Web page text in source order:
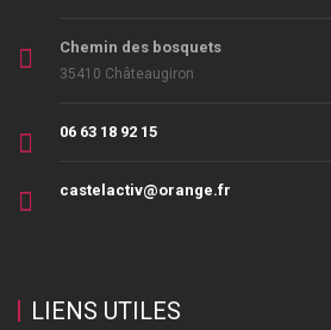
Chemin des bosquets
35410 Châteaugiron
06 63 18 92 15
castelactiv@orange.fr
LIENS UTILES